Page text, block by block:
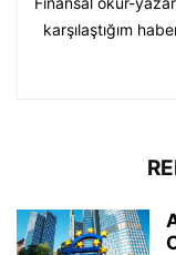
karşılaştığım